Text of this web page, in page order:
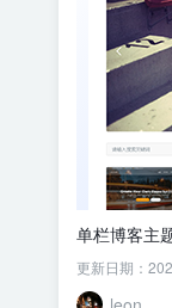
单栏博客主
更新日期：